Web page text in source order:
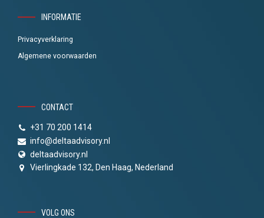
INFORMATIE
Privacyverklaring
Algemene voorwaarden
CONTACT
+31 70 200 1414
info@deltaadvisory.nl
deltaadvisory.nl
Vierlingkade 132, Den Haag, Nederland
VOLG ONS